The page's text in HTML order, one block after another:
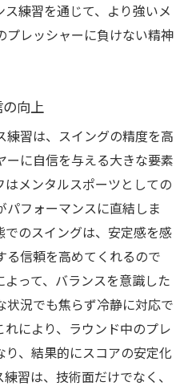
練習を通じて、より強いメ
プレッシャーに負けない精神
向上
練習は、スイングの精度を高
に自信を与える大きな要素
メンタルスポーツとしての
フォーマンスに直結しま
のスイングは、安定感を感
る信頼を高めてくれるので
って、バランスを意識した
況でも焦らず冷静に対応で
により、ラウンド中のプレ
、結果的にスコアの安定化
習は、技術面だけでなく、